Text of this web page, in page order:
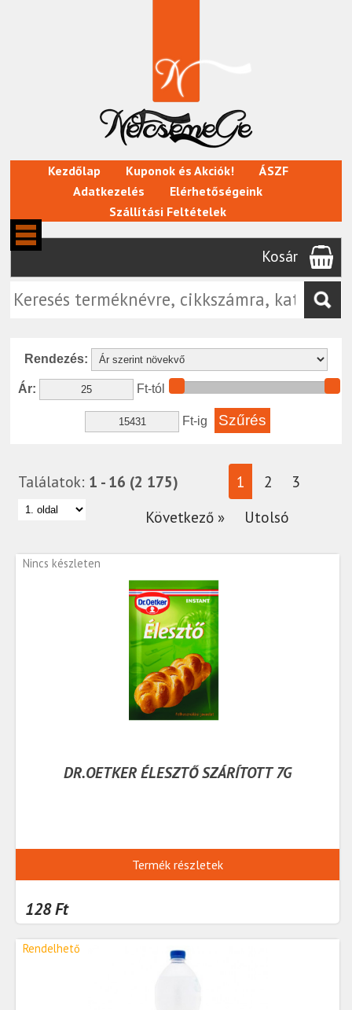
Kezdőlap Kuponok és Akciók!
ÁSZF
Adatkezelés
Elérhetőségeink
Szállítási Feltételek
Kosár
Rendezés:
Ár: Ft-tól
Ft-ig
Találatok: 1 - 16 (2 175) 1 2
3
Következő »
Utolsó
Nincs készleten
DR.OETKER ÉLESZTŐ SZÁRÍTOTT 7G
Termék részletek
128 Ft
Rendelhető